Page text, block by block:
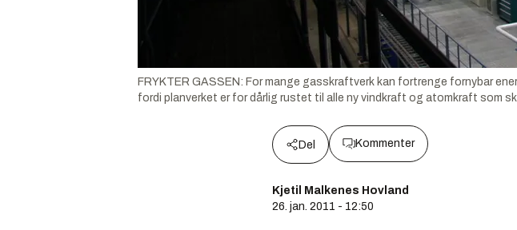
FRYKTER GASSEN: For mange gasskraftverk kan fortrenge fornybar
fordi planverket er for dårlig rustet til alle ny vindkraft og atomkraft som
Del Kommenter
Kjetil Malkenes Hovland
26. jan. 2011 - 12:50